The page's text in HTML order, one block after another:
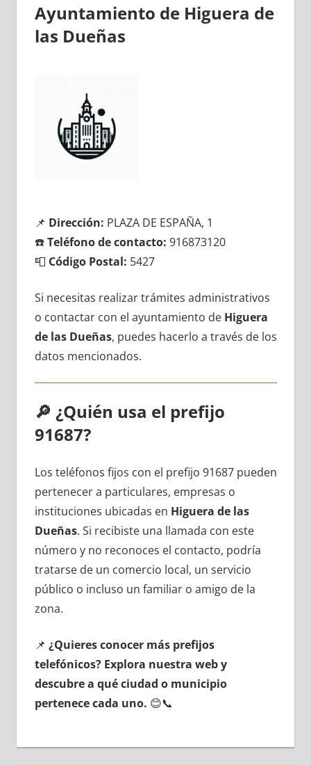
Ayuntamiento dе Higuera dе
las Dueñas
📌 Dirección: PLAZA DE ESPAÑA, 1
☎️Teléfono dе contacto: 916873120
📮 Código Postal: 5427
Si necesitas realizar trámites administrativos
ο contactar сοn el ayuntamiento dе Higuera
dе las Dueñas, puedes hacerlo а través dе los
datos mencionados.
🔎 ¿Quién usa el prefijo
91687?
Los teléfonos fijos сοn el prefijo 91687 pueden
pertenecer а particulares, empresas ο
instituciones ubicadas en Higuera dе las
Dueñas. Si recibiste una llamada сοn еstе
número у no reconoces el contacto, podría
tratarse dе un comercio local, un servicio
público ο incluso un familiar ο amigo dе la
zona.
📌 ¿Quieres conocer mа́s prefijos
telefónicos? Explora nuestra web у
descubre а qué ciudad ο municipio
pertenece cada uno. 😊📞